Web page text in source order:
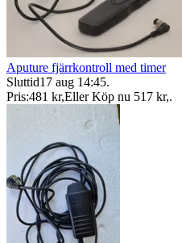
Aputure fjärrkontroll med timer
Sluttid17 aug 14:45.
Pris:481 kr,Eller Köp nu 517 kr,.